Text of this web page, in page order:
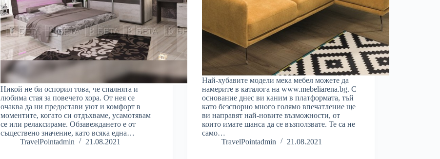
Никой не би оспорил това, че спалнята и
любима стая за повечето хора. От нея се
очаква да ни предостави уют и комфорт в
моментите, когато си отдъхваме, усамотявам
се или релаксираме. Обзавеждането е от
съществено значение, като всяка една…
TravelPointadmin
21.08.2021
Най-хубавите модели мека мебел можете да
намерите в каталога на www.mebeliarena.bg. С
основание днес ви каним в платформата, тъй
като безспорно много голямо впечатление ще
ви направят най-новите възможности, от
които имате шанса да се възползвате. Те са не
само…
TravelPointadmin
21.08.2021